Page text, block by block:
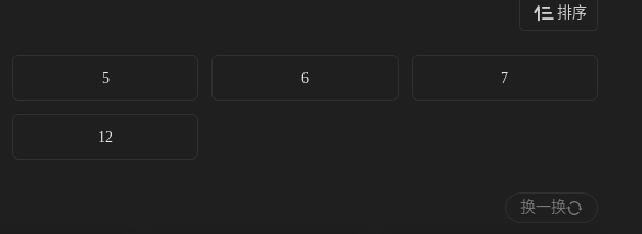
排序
5 6 7
12
换一换